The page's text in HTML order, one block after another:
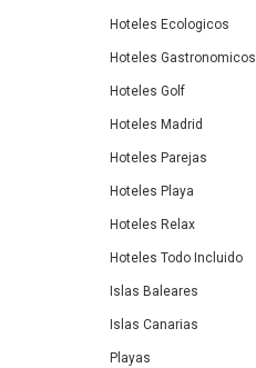
Hoteles Ecologicos
Hoteles Gastronomicos
Hoteles Golf
Hoteles Madrid
Hoteles Parejas
Hoteles Playa
Hoteles Relax
Hoteles Todo Incluido
Islas Baleares
Islas Canarias
Playas